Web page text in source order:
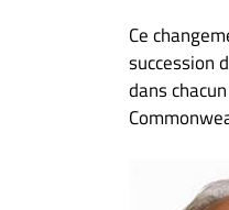
Ce
succession
dans